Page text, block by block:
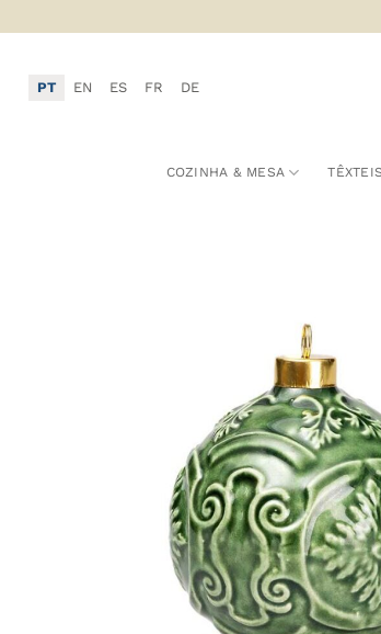
to
PT EN ES FR DE
COZINHA & MESA TÊXTEIS